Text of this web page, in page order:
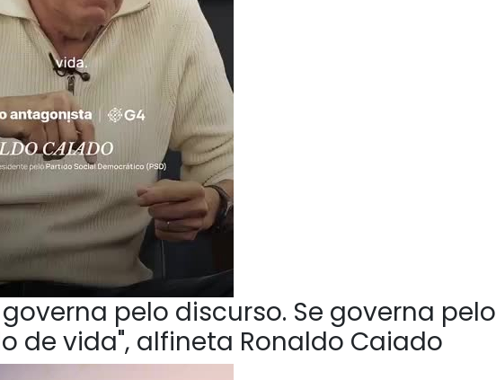
pelo discurso. Se governa pelo
de vida", alfineta Ronaldo Caiado